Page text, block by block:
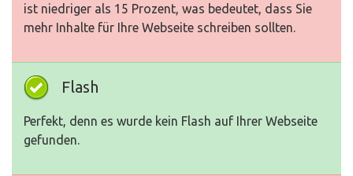
ist niedriger als 15 Prozent, was bedeutet, dass Sie
mehr Inhalte für Ihre Webseite schreiben sollten.
Flash
Perfekt, denn es wurde kein Flash auf Ihrer Webseite
gefunden.